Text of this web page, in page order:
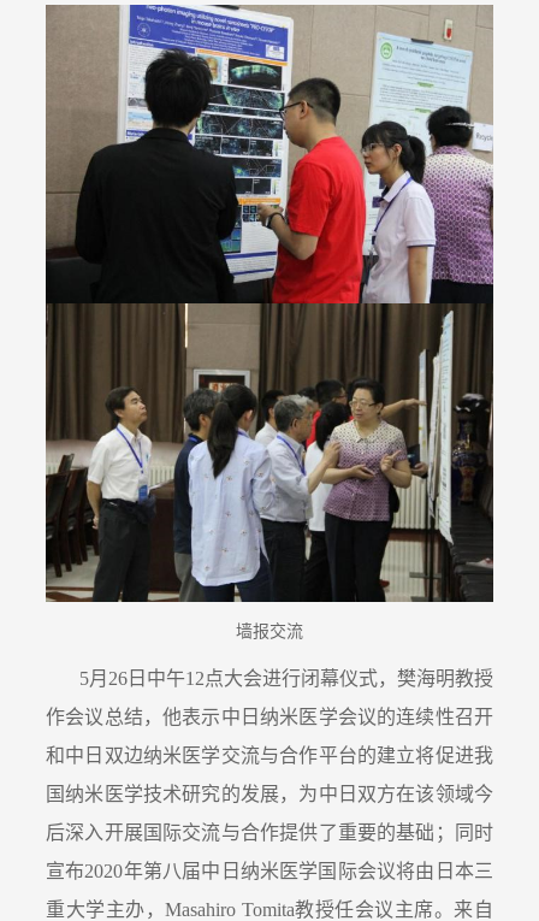
墙报交流
5月26日中午12点大会进行闭幕仪式，樊海明教授
作会议总结，他表示中日纳米医学会议的连续性召开
和中日双边纳米医学交流与合作平台的建立将促进我
国纳米医学技术研究的发展，为中日双方在该领域今
后深入开展国际交流与合作提供了重要的基础；同时
宣布2020年第八届中日纳米医学国际会议将由日本三
重大学主办，Masahiro Tomita教授任会议主席。来自